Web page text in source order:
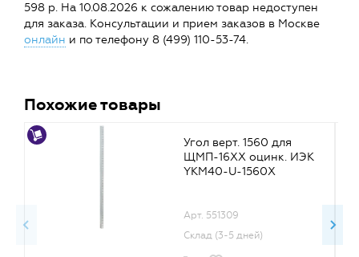
598 р. На 10.08.2026 к сожалению товар недоступен
для заказа. Консультации и прием заказов в Москве
онлайн и по телефону 8 (499) 110-53-74.
Похожие товары
Угол верт. 1560 для
ЩМП-16XX оцинк. ИЭК
YKM40-U-1560X
Арт. 551309
Склад (3-5 дней)